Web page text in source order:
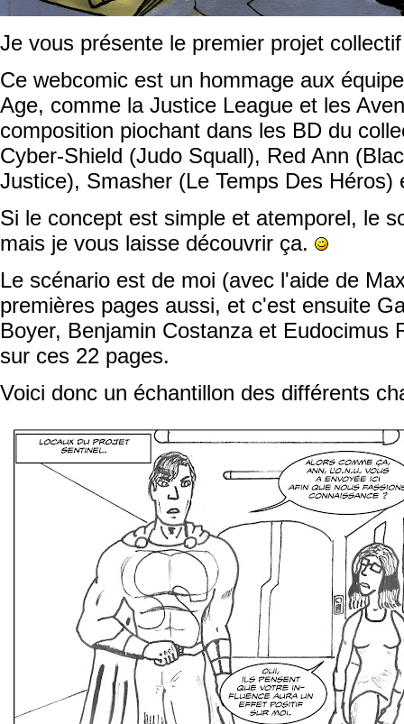
Je vous présente le premier projet
Ce webcomic est un hommage aux
Age, comme la Justice League et les
composition piochant dans les BD du
Cyber-Shield (Judo Squall), Red Ann
Justice), Smasher (Le Temps Des Héros)
Si le concept est simple et atemporel, le
mais je vous laisse découvrir ça.
Le scénario est de moi (avec l'aide de
premières pages aussi, et c'est ensuite
Boyer, Benjamin Costanza et Eudocimus
sur ces 22 pages.
Voici donc un échantillon des différents